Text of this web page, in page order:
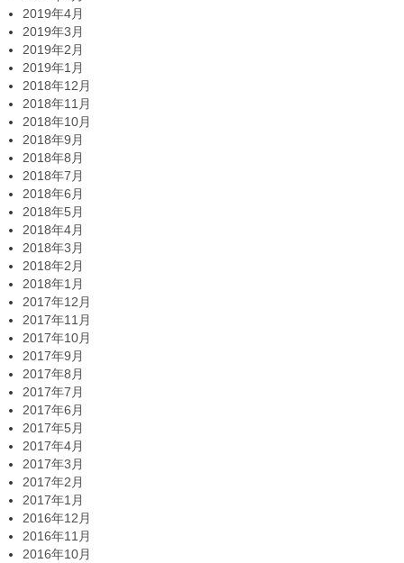
2019年4月
2019年3月
2019年2月
2019年1月
2018年12月
2018年11月
2018年10月
2018年9月
2018年8月
2018年7月
2018年6月
2018年5月
2018年4月
2018年3月
2018年2月
2018年1月
2017年12月
2017年11月
2017年10月
2017年9月
2017年8月
2017年7月
2017年6月
2017年5月
2017年4月
2017年3月
2017年2月
2017年1月
2016年12月
2016年11月
2016年10月